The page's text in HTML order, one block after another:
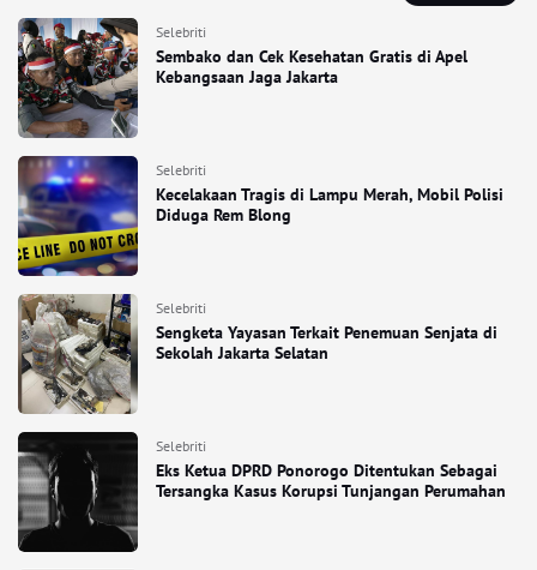
Selebriti
Sembako dan Cek Kesehatan Gratis di Apel
Kebangsaan Jaga Jakarta
Selebriti
Kecelakaan Tragis di Lampu Merah, Mobil Polisi
Diduga Rem Blong
Selebriti
Sengketa Yayasan Terkait Penemuan Senjata di
Sekolah Jakarta Selatan
Selebriti
Eks Ketua DPRD Ponorogo Ditentukan Sebagai
Tersangka Kasus Korupsi Tunjangan Perumahan